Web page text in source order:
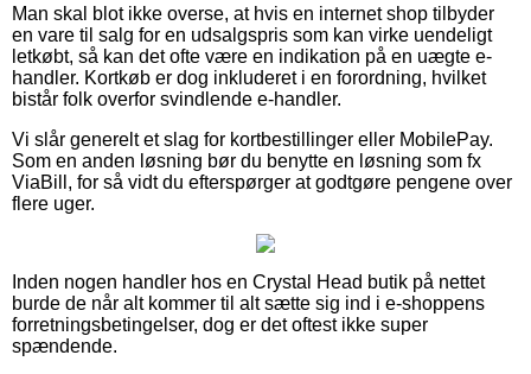
Man skal blot ikke overse, at hvis en internet shop tilbyder
en vare til salg for en udsalgspris som kan virke uendeligt
letkøbt, så kan det ofte være en indikation på en uægte e-
handler. Kortkøb er dog inkluderet i en forordning, hvilket
bistår folk overfor svindlende e-handler.
Vi slår generelt et slag for kortbestillinger eller MobilePay.
Som en anden løsning bør du benytte en løsning som fx
ViaBill, for så vidt du efterspørger at godtgøre pengene over
flere uger.
Inden nogen handler hos en Crystal Head butik på nettet
burde de når alt kommer til alt sætte sig ind i e-shoppens
forretningsbetingelser, dog er det oftest ikke super
spændende.